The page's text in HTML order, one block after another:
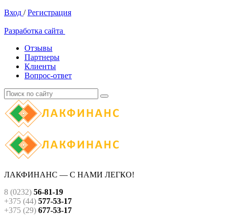
Вход /Регистрация
Разработка сайта
Отзывы
Партнеры
Клиенты
Вопрос-ответ
ЛАКФИНАНС — С НАМИ ЛЕГКО!
8 (0232) 56-81-19
+375 (44) 577-53-17
+375 (29) 677-53-17